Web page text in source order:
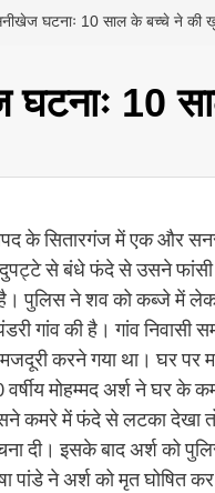
घटनाः 10 साल के बच्चे ने की
10
के सितारगंज में एक और
से बंधे फंदे से उसने फांसी
पुलिस ने शव को कब्जे में
गांव की है। गांव
करने गया था। घर
मोहम्मद अर्श ने घर के
कमरे में फंदे से लटका देखा
दी। इसके बाद अर्श को
पांडे ने अर्श को मृत घोषित